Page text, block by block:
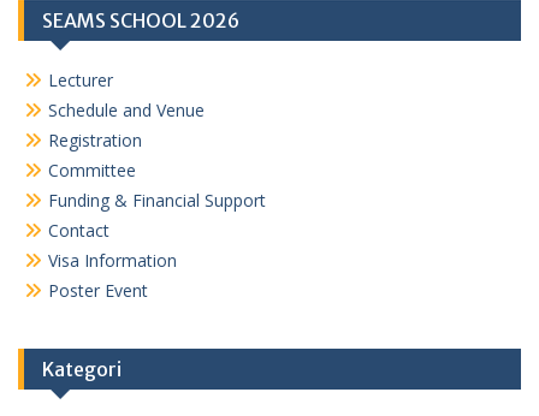
SEAMS SCHOOL 2026
Lecturer
Schedule and Venue
Registration
Committee
Funding & Financial Support
Contact
Visa Information
Poster Event
Kategori